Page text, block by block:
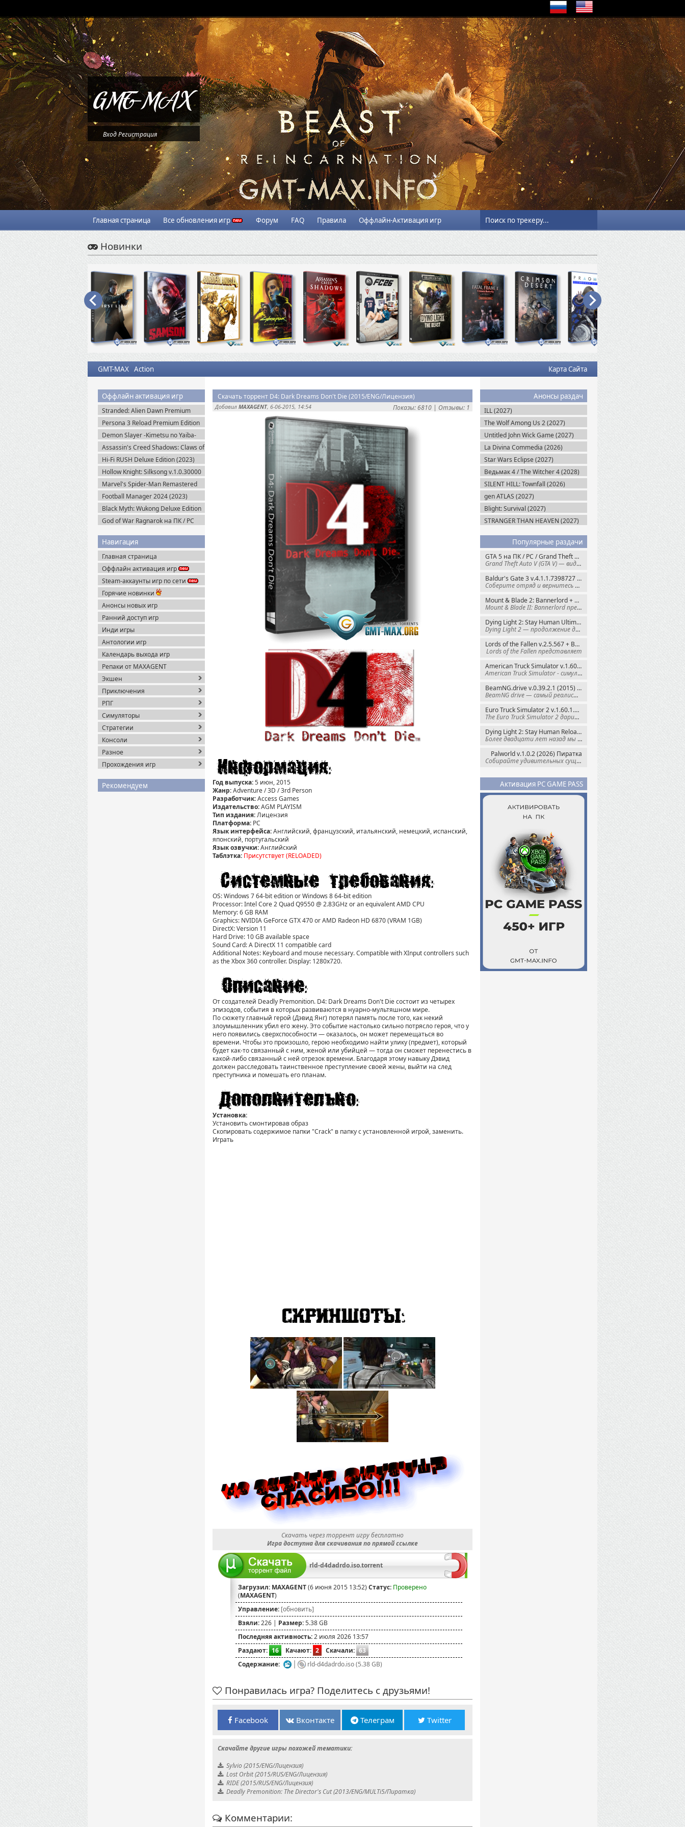
ВходРегистрация
Главная страница Все обновления игр Форум FAQ Правила Оффлайн-Активация игр
Новинки
GMT-MAX Action Карта Сайта
Анонсы раздач
ILL (2027)
The Wolf Among Us 2 (2027)
Untitled John Wick Game (2027)
La Divina Commedia (2026)
Star Wars Eclipse (2027)
Ведьмак 4 / The Witcher 4 (2028)
SILENT HILL: Townfall (2026)
gen ATLAS (2027)
Blight: Survival (2027)
STRANGER THAN HEAVEN (2027)
Популярные раздачи
GTA 5 на ПК / PC / Grand Theft Auto V: Premium Edition (2015) Steam-Rip
Grand Theft Auto V (GTA V) — видеоигра из
Baldur's Gate 3 v.4.1.1.7398727 + Все DLC (2023) GOG-Rip
Соберите отряд и вернитесь в Забытые
Mount & Blade 2: Bannerlord + War Sails v.1.4.7.117484 (2025) GOG
Mount & Blade II: Bannerlord представляет
Dying Light 2: Stay Human Ultimate Edition v.1.29.1 + Все DLC (2022) Пиратка
Dying Light 2 — продолжение динамичного
Lords of the Fallen v.2.5.567 + Все DLC (2023) Пиратка
Lords of the Fallen представляет
American Truck Simulator v.1.60.1.8s + Все DLC (2016) Пиратка
American Truck Simulator - симулятор
BeamNG.drive v.0.39.2.1 (2015) RePack
BeamNG drive — самый реалистичный
Euro Truck Simulator 2 v.1.60.1.7s + Все DLC (2012) Пиратка
The Euro Truck Simulator 2 дарит вам опыт
Dying Light 2: Stay Human Reloaded Edition v.1.28.3 + Все DLC (2022) RePack
Более двадцати лет назад мы пытались
Palworld v.1.0.2 (2026) Пиратка
Собирайте удивительных существ — Палов —
Активация PC GAME PASS
Оффлайн активация игр
Stranded: Alien Dawn Premium
Edition + Все DLC (2023) Пиратка
Persona 3 Reload Premium Edition
(2024) Steam-Rip
Demon Slayer -Kimetsu no Yaiba-
The Hinokami Chronicles (2021)
Assassin's Creed Shadows: Claws of
Awaji (2025) Portable
Hi-Fi RUSH Deluxe Edition (2023)
Пиратка
Hollow Knight: Silksong v.1.0.30000
(2025) Пиратка
Marvel's Spider-Man Remastered
v.4.630.0.0 + Все DLC (2022)
Пиратка
Football Manager 2024 (2023)
Steam-Rip
Black Myth: Wukong Deluxe Edition
(2024) Portable
God of War Ragnarok на ПК / PC
RePack
Навигация
Главная страница
Оффлайн активация игр
Steam-аккаунты игр по сети
Горячие новинки
Анонсы новых игр
Ранний доступ игр
Инди игры
Антологии игр
Календарь выхода игр
Репаки от MAXAGENT
Экшен
Приключения
РПГ
Симуляторы
Стратегии
Консоли
Разное
Прохождения игр
Рекомендуем
Скачать торрент D4: Dark Dreams Don't Die (2015/ENG/Лицензия)
Показы: 6810 | Отзывы: 1
Добавил MAXAGENT, 6-06-2015, 14:54
Год выпуска:5 июн, 2015
Жанр:Adventure / 3D / 3rd Person
Разработчик:Access Games
Издательство:AGM PLAYISM
Тип издания:Лицензия
Платформа: РС
Язык интерфейса:Английский, французский, итальянский, немецкий, испанский,
японский, португальский
Язык озвучки:Английский
Таблэтка: Присутствует (RELOADED)
OS: Windows 7 64-bit edition or Windows 8 64-bit edition
Processor: Intel Core 2 Quad Q9550 @ 2.83GHz or an equivalent AMD CPU
Memory: 6 GB RAM
Graphics: NVIDIA GeForce GTX 470 or AMD Radeon HD 6870 (VRAM 1GB)
DirectX: Version 11
Hard Drive: 10 GB available space
Sound Card: A DirectX 11 compatible card
Additional Notes: Keyboard and mouse necessary. Compatible with XInput controllers such
as the Xbox 360 controller. Display: 1280x720.
От создателей Deadly Premonition. D4: Dark Dreams Don't Die состоит из четырех
эпизодов, события в которых развиваются в нуарно-мультяшном мире.
По сюжету главный герой (Дэвид Янг) потерял память после того, как некий
злоумышленник убил его жену. Это событие настолько сильно потрясло героя, что у
него появились сверхспособности — оказалось, он может перемещаться во
времени. Чтобы это произошло, герою необходимо найти улику (предмет), который
будет как-то связанный с ним, женой или убийцей — тогда он сможет перенестись в
какой-либо связанный с ней отрезок времени. Благодаря этому навыку Дэвид
должен расследовать таинственное преступление своей жены, выйти на след
преступника и помешать его планам.
Установка:
Установить смонтировав образ
Скопировать содержимое папки "Crack" в папку с установленной игрой, заменить.
Играть
Скачать через торрент игру бесплатно
Игра доступна для скачивания по прямой ссылке
rld-d4dadrdo.iso.torrent
Загрузил: MAXAGENT(6 июня 2015 13:52) Статус: Проверено
(MAXAGENT)
Управление: [обновить]
Взяли:226 | Размер:5.38 GB
Последняя активность:2 июля 2026 13:57
Раздают: 16 Качают: 2 Скачали: 63
Содержание:
rld-d4dadrdo.iso (5.38 GB)
Понравилась игра? Поделитесь с друзьями!
Facebook Вконтакте Телеграм Twitter
Скачайте другие игры похожей тематики:
Sylvio (2015/ENG/Лицензия)
Lost Orbit (2015/RUS/ENG/Лицензия)
RIDE (2015/RUS/ENG/Лицензия)
Deadly Premonition: The Director's Cut (2013/ENG/MULTi5/Пиратка)
Комментарии: